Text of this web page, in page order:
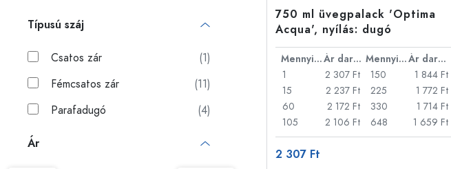
Típusú száj
Csatos zár
(1)
Fémcsatos zár
(11)
Parafadugó
(4)
Ár
750 ml üvegpalack 'Optima
Acqua', nyílás: dugó
Mennyiség Ár darabonként Mennyiség
Ár darabonként
1
2 307 Ft
15
2 237 Ft
60
2 172 Ft
105
2 106 Ft
150
1 844 Ft
225
1 772 Ft
330
1 714 Ft
648
1 659 Ft
2 307 Ft